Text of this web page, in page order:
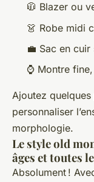
🧥 Blazer ou
👗 Robe midi
💼 Sac en
⌚ Montre
Ajoutez quelques
personnaliser
morphologie.
Le style old
âges et toutes
Absolument !